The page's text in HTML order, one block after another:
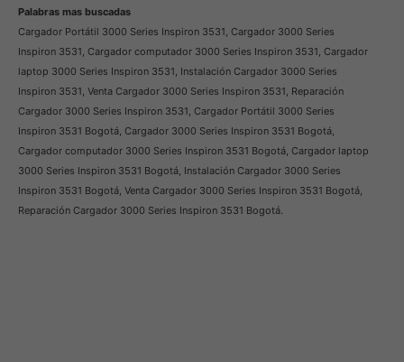
Palabras mas buscadas
Cargador Portátil 3000 Series Inspiron 3531, Cargador 3000 Series
Inspiron 3531, Cargador computador 3000 Series Inspiron 3531, Cargador
laptop 3000 Series Inspiron 3531, Instalación Cargador 3000 Series
Inspiron 3531, Venta Cargador 3000 Series Inspiron 3531, Reparación
Cargador 3000 Series Inspiron 3531, Cargador Portátil 3000 Series
Inspiron 3531 Bogotá, Cargador 3000 Series Inspiron 3531 Bogotá,
Cargador computador 3000 Series Inspiron 3531 Bogotá, Cargador laptop
3000 Series Inspiron 3531 Bogotá, Instalación Cargador 3000 Series
Inspiron 3531 Bogotá, Venta Cargador 3000 Series Inspiron 3531 Bogotá,
Reparación Cargador 3000 Series Inspiron 3531 Bogotá.